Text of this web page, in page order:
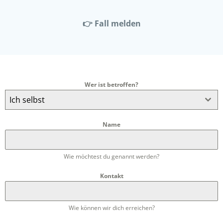
👉 Fall melden
Wer ist betroffen?
Ich selbst
Name
Wie möchtest du genannt werden?
Kontakt
Wie können wir dich erreichen?